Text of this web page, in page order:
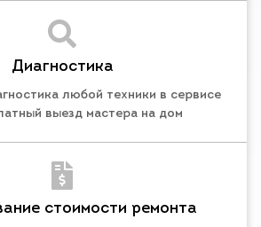
Диагностика
любой техники в сервисе
выезд мастера на дом
стоимости ремонта